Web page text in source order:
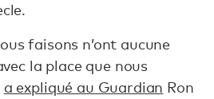
faisons n’ont aucune
la place que nous
a expliqué au Guardian Ron